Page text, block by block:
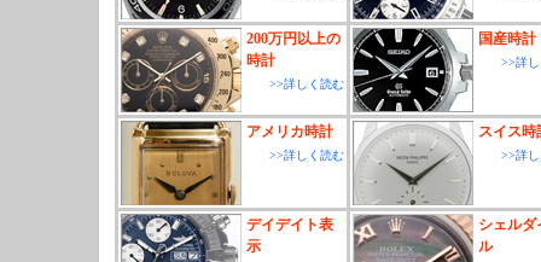
200万円以上の
時計
>>詳しく読む
国産時計
>>詳
アメリカ時計
>>詳しく読む
スイス時
>>詳
デイデイト表
示
シェルダ
ル